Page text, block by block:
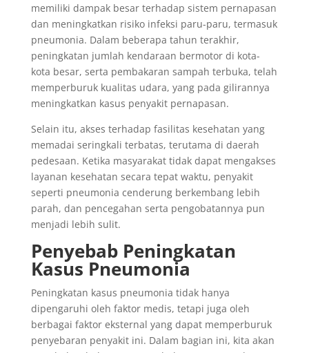
memiliki dampak besar terhadap sistem pernapasan
dan meningkatkan risiko infeksi paru-paru, termasuk
pneumonia. Dalam beberapa tahun terakhir,
peningkatan jumlah kendaraan bermotor di kota-
kota besar, serta pembakaran sampah terbuka, telah
memperburuk kualitas udara, yang pada gilirannya
meningkatkan kasus penyakit pernapasan.
Selain itu, akses terhadap fasilitas kesehatan yang
memadai seringkali terbatas, terutama di daerah
pedesaan. Ketika masyarakat tidak dapat mengakses
layanan kesehatan secara tepat waktu, penyakit
seperti pneumonia cenderung berkembang lebih
parah, dan pencegahan serta pengobatannya pun
menjadi lebih sulit.
Penyebab Peningkatan
Kasus Pneumonia
Peningkatan kasus pneumonia tidak hanya
dipengaruhi oleh faktor medis, tetapi juga oleh
berbagai faktor eksternal yang dapat memperburuk
penyebaran penyakit ini. Dalam bagian ini, kita akan